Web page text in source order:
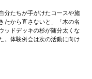
分たちが手がけたコースや施
たから直さないと」「木の名
ッドデッキの杉が随分太くな
。体験例会は次の活動に向け